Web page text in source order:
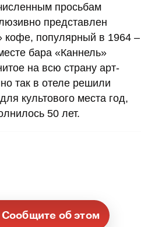
просьбам
представлен
кофе, популярный в 1964 –
бара «Каннель»
на всю страну арт-
так в отеле решили
культового места год,
50 лет.
об этом